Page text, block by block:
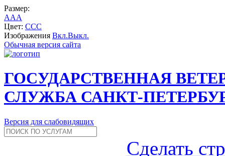
Размер:
AAA
Цвет: CCC
Изображения Вкл.Выкл.
Обычная версия сайта
ГОСУДАРСТВЕННАЯ
СЛУЖБА САНКТ-
Версия для слабовидящих
Сделать